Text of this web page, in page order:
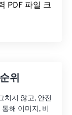
PDF 파일 크
위
치지 않고, 안전
해 이미지, 비